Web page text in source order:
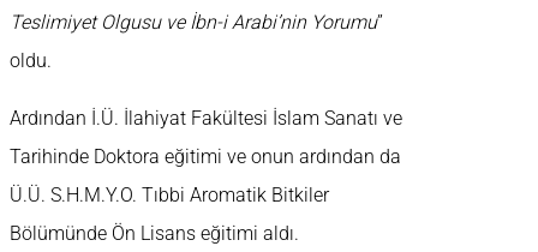
Teslimiyet Olgusu ve İbn-i Arabi’nin Yorumu”
oldu.
Ardından İ.Ü. İlahiyat Fakültesi İslam Sanatı ve
Tarihinde Doktora eğitimi ve onun ardından da
Ü.Ü. S.H.M.Y.O. Tıbbi Aromatik Bitkiler
Bölümünde Ön Lisans eğitimi aldı.